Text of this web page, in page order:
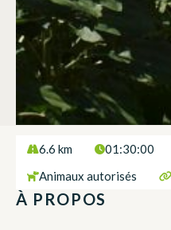
6.6 km 01:30:00
Animaux autorisés
À PROPOS